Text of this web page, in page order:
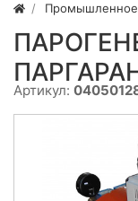
Промышленное
Артикул: